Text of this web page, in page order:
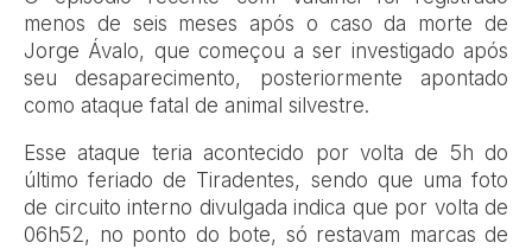
menos de seis meses após o caso da morte de
Jorge Ávalo, que começou a ser investigado após
seu desaparecimento, posteriormente apontado
como ataque fatal de animal silvestre.
Esse ataque teria acontecido por volta de 5h do
último feriado de Tiradentes, sendo que uma foto
de circuito interno divulgada indica que por volta de
06h52, no ponto do bote, só restavam marcas de